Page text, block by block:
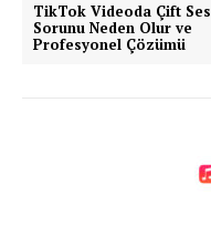
TikTok Videoda Çift Ses
Sorunu Neden Olur ve
Profesyonel Çözümü